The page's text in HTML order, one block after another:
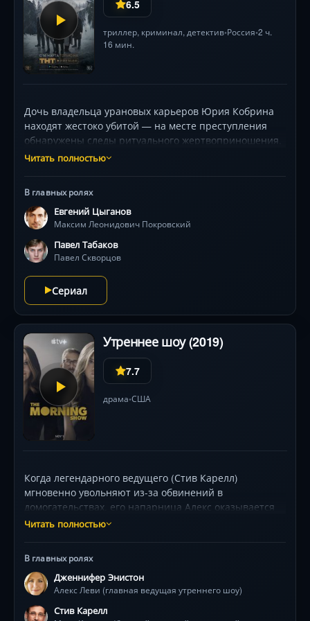
6.5
триллер, криминал, детектив•Россия•2 ч.
16 мин.
Дочь владельца урановых карьеров Юрия Кобрина
находят жестоко убитой — на месте преступления
обнаружены следы ритуального жертвоприношения.
Олигарх вызывает лучшего московского детектива.
проблемы и криминальные мотивы причудливо
переплетаются с семейными тайнами Кобрина.
Читать полностью
В главных ролях
Евгений Цыганов
Максим Леонидович Покровский
Павел Табаков
Павел Скворцов
Сериал
Утреннее шоу (2019)
7.7
драма•США
Когда легендарного ведущего (Стив Карелл)
мгновенно увольняют из-за обвинений в
домогательствах, его напарница Алекс оказывается
на грани краха карьеры. Её мир рушится, а
журналистка, чей взрывной репортаж сделал её
звездой соцсетей. Закулисье телеканала UBA
превращается в поле битвы: интриги, предательства
и борьба за власть. На фоне движения #MeToo
Читать полностью
В главных ролях
Дженнифер Энистон
Алекс Леви (главная ведущая утреннего шоу)
Стив Карелл